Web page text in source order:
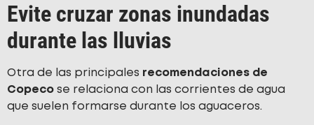
Evite cruzar zonas inundadas
durante las lluvias
Otra de las principales recomendaciones de
Copeco se relaciona con las corrientes de agua
que suelen formarse durante los aguaceros.